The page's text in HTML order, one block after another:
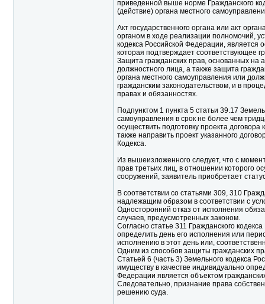
приведенной выше норме Гражданского
(действие) органа местного
Акт государственного органа или акт
органом в ходе реализации полномочий,
кодекса Российской Федерации, является
которая подтверждает соответствующее
Защита гражданских прав, основанных на
должностного лица, а также защита
органа местного самоуправления или
гражданским законодательством, и в
правах и обязанностях.
Подпунктом 1 пункта 5 статьи 39.17
самоуправления в срок не более чем
осуществить подготовку проекта
также направить проект указанного
Кодекса.
Из вышеизложенного следует, что с
прав третьих лиц, в отношении которого
сооружений, заявитель приобретает
В соответствии со статьями 309, 310
надлежащим образом в соответствии с
Односторонний отказ от исполнения
случаев, предусмотренных законом.
Согласно статье 311 Гражданского
определить день его исполнения или
исполнению в этот день или,
Одним из способов защиты гражданских
Статьей 6 (часть 3) Земельного кодекса
имуществу в качестве индивидуально
Федерации является объектом
Следовательно, признание права
решению суда.